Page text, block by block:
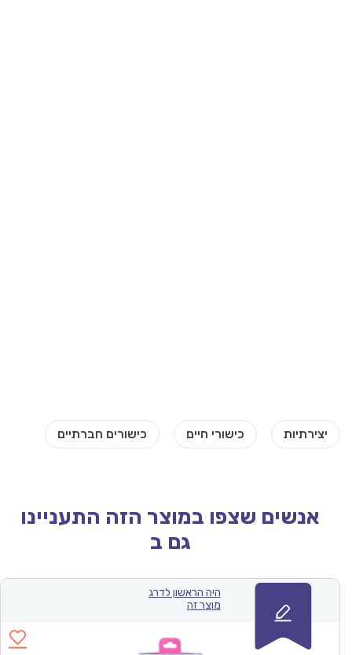
אנשים שצפו במוצר הזה התעניינו
גם ב
היה הראשון לדרג
מוצר זה